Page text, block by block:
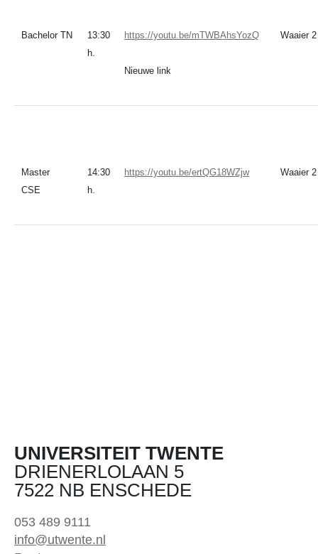
Bachelor TN
13:30
h.
https://youtu.be/mTWBAhsYozQ
Nieuwe link
Waaier 2
Master
CSE
14:30
h.
https://youtu.be/ertQG18WZjw Waaier 2
UNIVERSITEIT TWENTE
DRIENERLOLAAN 5
7522 NB ENSCHEDE
053 489 9111
info@utwente.nl